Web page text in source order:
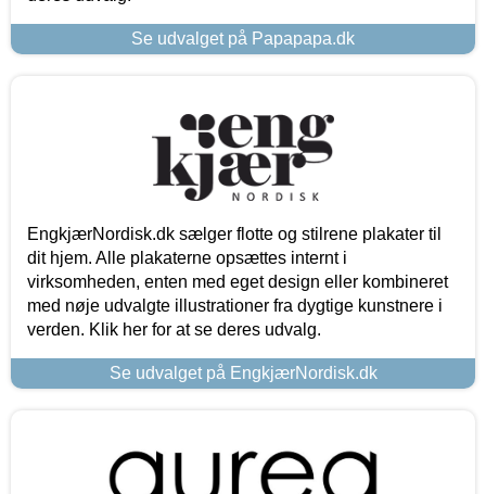
Se udvalget på Papapapa.dk
EngkjærNordisk.dk sælger flotte og stilrene plakater til
dit hjem. Alle plakaterne opsættes internt i
virksomheden, enten med eget design eller kombineret
med nøje udvalgte illustrationer fra dygtige kunstnere i
verden. Klik her for at se deres udvalg.
Se udvalget på EngkjærNordisk.dk